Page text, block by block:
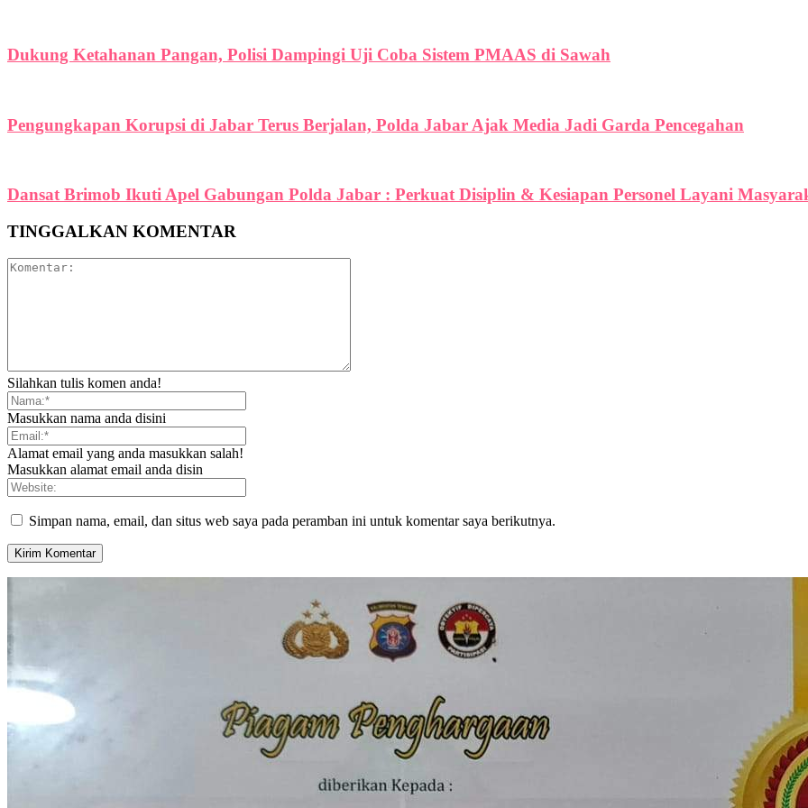
Dukung Ketahanan Pangan, Polisi Dampingi Uji Coba Sistem PMAAS di Sawah
Pengungkapan Korupsi di Jabar Terus Berjalan, Polda Jabar Ajak Media Jadi Garda Pencegahan
Dansat Brimob Ikuti Apel Gabungan Polda Jabar : Perkuat Disiplin & Kesiapan Personel Layani
TINGGALKAN KOMENTAR
Silahkan tulis komen anda!
Masukkan nama anda disini
Alamat email yang anda masukkan salah!
Masukkan alamat email anda disin
Simpan nama, email, dan situs web saya pada peramban ini untuk komentar saya berikutnya.